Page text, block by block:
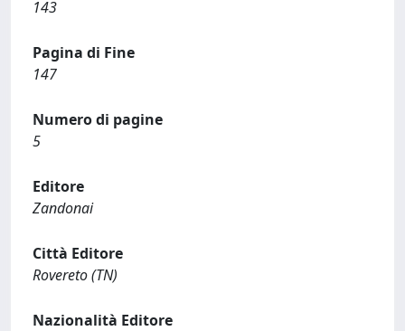
143
Pagina di Fine
147
Numero di pagine
5
Editore
Zandonai
Città Editore
Rovereto (TN)
Nazionalità Editore